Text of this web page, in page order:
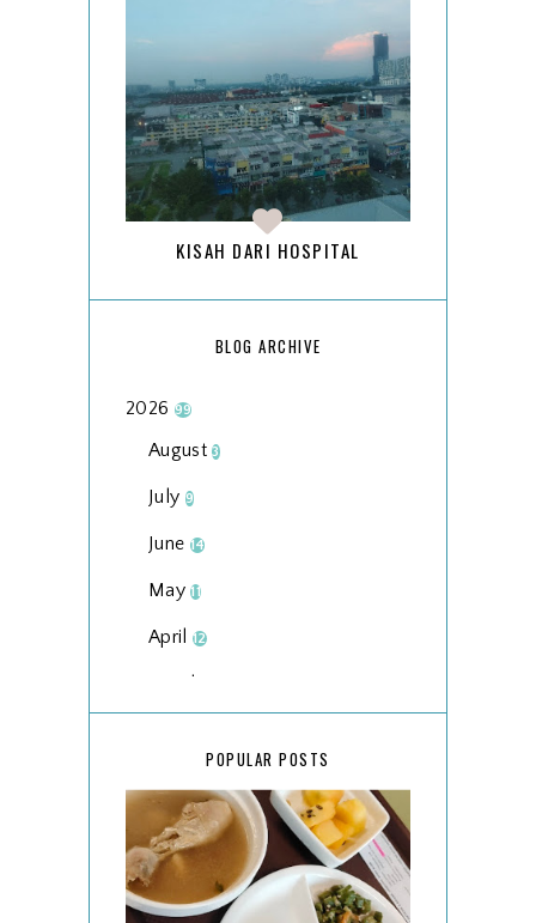
KISAH DARI HOSPITAL
BLOG ARCHIVE
2026 99
August3
July 9
June 14
May11
April 12
March
2025134
December15
POPULAR POSTS